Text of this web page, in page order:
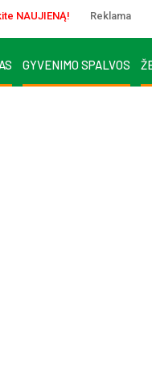
NAUJIENĄ! Reklama
GYVENIMO SPALVOS